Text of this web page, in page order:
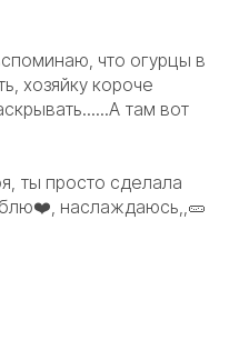
что огурцы в
хозяйку короче
там вот
ты просто сделала
наслаждаюсь,,🥒